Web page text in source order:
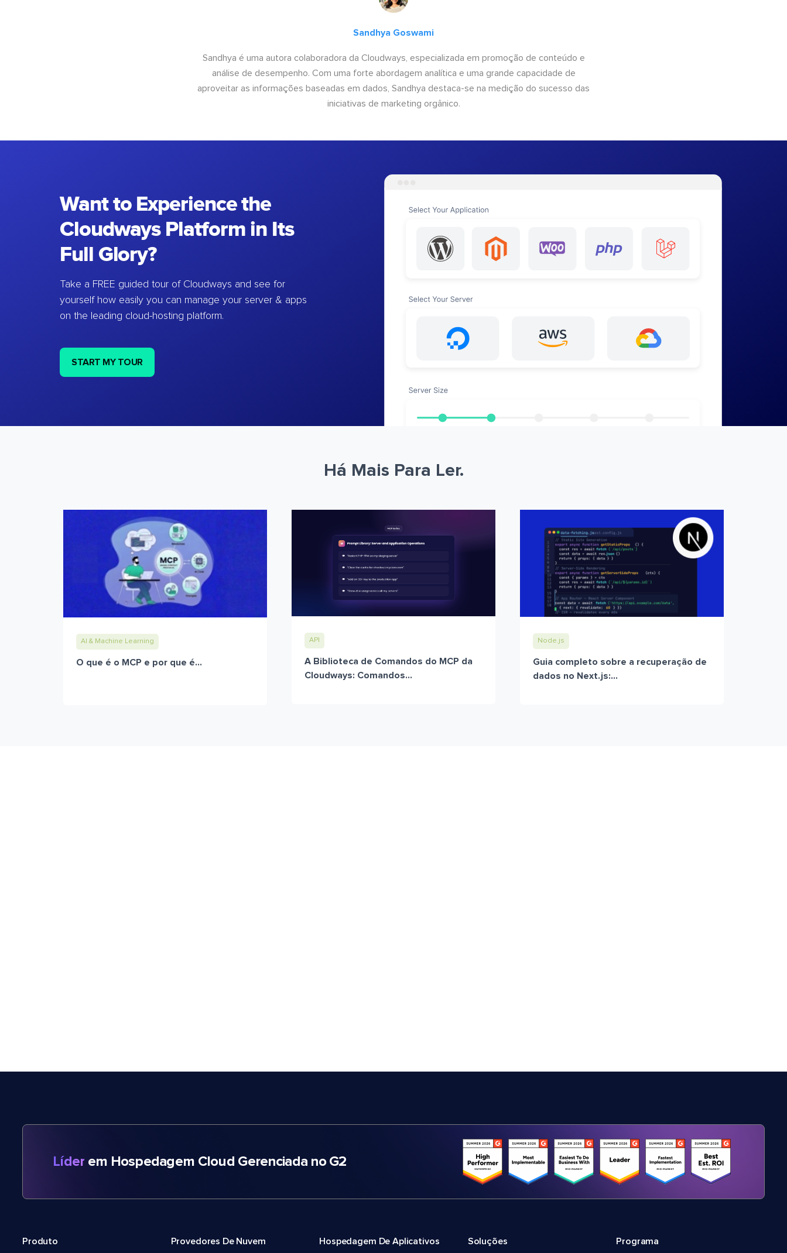
Sandhya Goswami
Sandhya é uma autora colaboradora da Cloudways, especializada em promoção de conteúdo e
análise de desempenho. Com uma forte abordagem analítica e uma grande capacidade de
aproveitar as informações baseadas em dados, Sandhya destaca-se na medição do sucesso das
iniciativas de marketing orgânico.
Want to Experience the
Cloudways Platform in Its
Full Glory?
Take a FREE guided tour of Cloudways and see for
yourself how easily you can manage your server & apps
on the leading cloud-hosting platform.
START MY TOUR
Há Mais Para Ler.
AI & Machine Learning
O que é o MCP e por que é...
API
A Biblioteca de Comandos do MCP da
Cloudways: Comandos...
Node.js
Guia completo sobre a recuperação de
dados no Next.js:...
Líder em Hospedagem Cloud Gerenciada no G2
Produto Provedores De Nuvem Hospedagem De Aplicativos Soluções Programa